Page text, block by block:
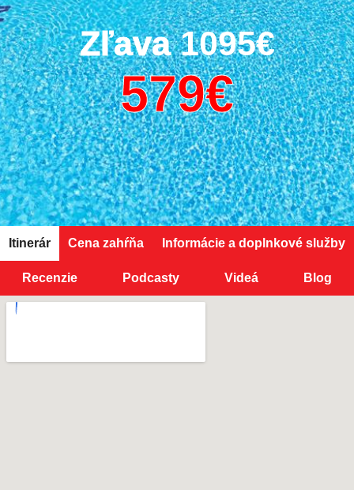
Zľava1095€
Itinerár Cena zahŕňa Informácie a doplnkové služby
Recenzie Podcasty Videá Blog